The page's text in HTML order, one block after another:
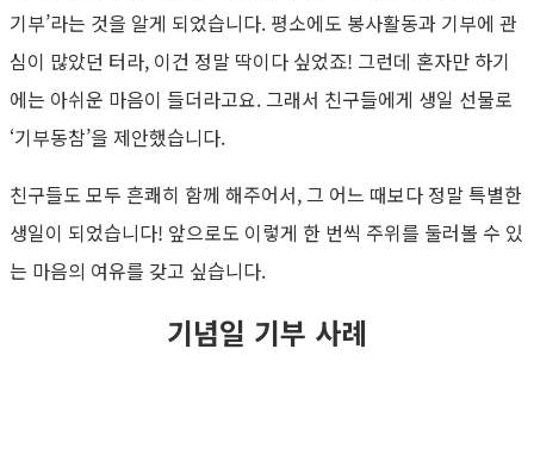
기부’라는 것을 알게 되었습니다. 평소에도 봉사활동과 기부에 관
심이 많았던 터라, 이건 정말 딱이다 싶었죠! 그런데 혼자만 하기
에는 아쉬운 마음이 들더라고요. 그래서 친구들에게 생일 선물로
‘기부동참’을 제안했습니다.
친구들도 모두 흔쾌히 함께 해주어서, 그 어느 때보다 정말 특별한
생일이 되었습니다! 앞으로도 이렇게 한 번씩 주위를 둘러볼 수 있
는 마음의 여유를 갖고 싶습니다.
기념일 기부 사례